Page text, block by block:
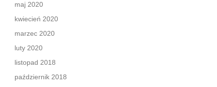
maj 2020
kwiecień 2020
marzec 2020
luty 2020
listopad 2018
październik 2018